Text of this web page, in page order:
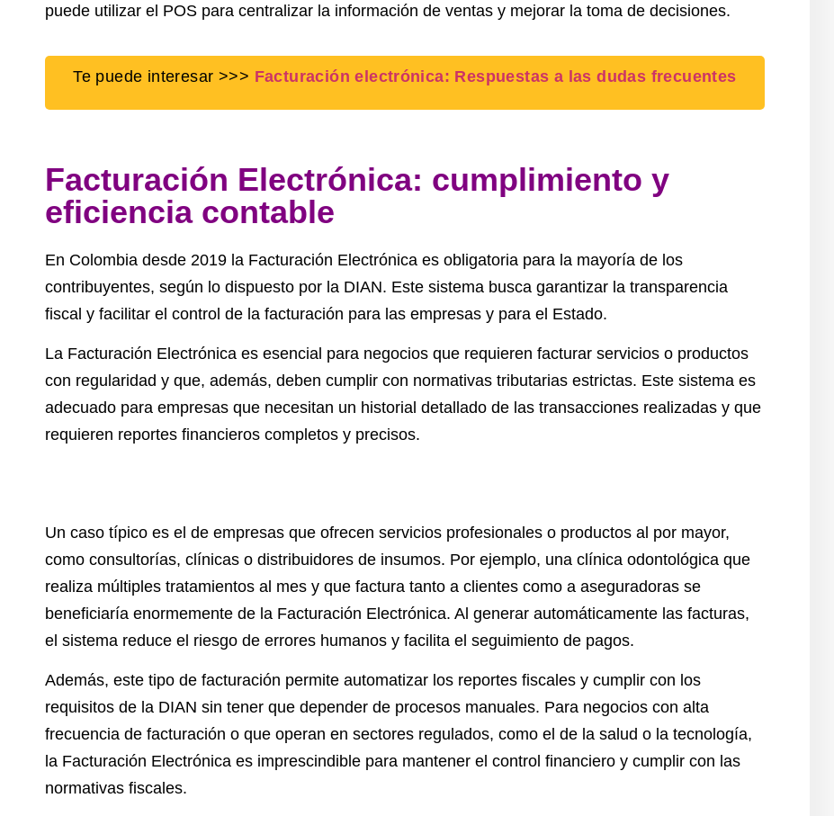
puede utilizar el POS para centralizar la información de ventas y mejorar la toma de decisiones.
Te puede interesar >>> Facturación electrónica: Respuestas a las dudas frecuentes
Facturación Electrónica: cumplimiento y
eficiencia contable
En Colombia desde 2019 la Facturación Electrónica es obligatoria para la mayoría de los
contribuyentes, según lo dispuesto por la DIAN. Este sistema busca garantizar la transparencia
fiscal y facilitar el control de la facturación para las empresas y para el Estado.
La Facturación Electrónica es esencial para negocios que requieren facturar servicios o productos
con regularidad y que, además, deben cumplir con normativas tributarias estrictas. Este sistema es
adecuado para empresas que necesitan un historial detallado de las transacciones realizadas y que
requieren reportes financieros completos y precisos.
Un caso típico es el de empresas que ofrecen servicios profesionales o productos al por mayor,
como consultorías, clínicas o distribuidores de insumos. Por ejemplo, una clínica odontológica que
realiza múltiples tratamientos al mes y que factura tanto a clientes como a aseguradoras se
beneficiaría enormemente de la Facturación Electrónica. Al generar automáticamente las facturas,
el sistema reduce el riesgo de errores humanos y facilita el seguimiento de pagos.
Además, este tipo de facturación permite automatizar los reportes fiscales y cumplir con los
requisitos de la DIAN sin tener que depender de procesos manuales. Para negocios con alta
frecuencia de facturación o que operan en sectores regulados, como el de la salud o la tecnología,
la Facturación Electrónica es imprescindible para mantener el control financiero y cumplir con las
normativas fiscales.